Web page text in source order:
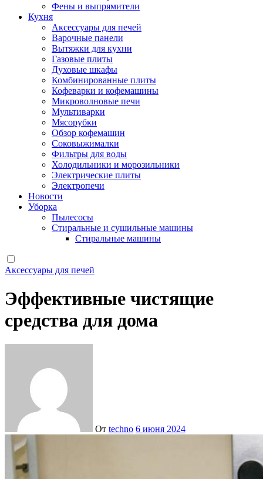
Фены и выпрямители
Кухня
Аксессуары для печей
Варочные панели
Вытяжки для кухни
Газовые плиты
Духовые шкафы
Комбинированные плиты
Кофеварки и кофемашины
Микроволновые печи
Мультиварки
Мясорубки
Обзор кофемашин
Соковыжималки
Фильтры для воды
Холодильники и морозильники
Электрические плиты
Электропечи
Новости
Уборка
Пылесосы
Стиральные и сушильные машины
Стиральные машины
Аксессуары для печей
Эффективные чистящие
средства для дома
От techno 6 июня 2024